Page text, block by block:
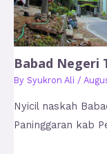
Babad Negeri
By Syukron Ali /
Nyicil naskah
Paninggaran kab